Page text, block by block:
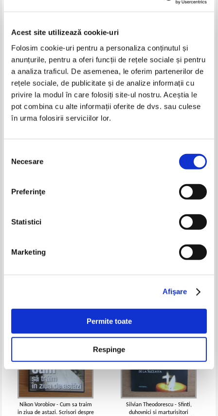
Acest site utilizează cookie-uri
Folosim cookie-uri pentru a personaliza conținutul și
anunțurile, pentru a oferi funcții de rețele sociale și pentru
a analiza traficul. De asemenea, le oferim partenerilor de
rețele sociale, de publicitate și de analize informații cu
privire la modul în care folosiți site-ul nostru. Aceștia le
pot combina cu alte informații oferite de dvs. sau culese
în urma folosirii serviciilor lor.
consimțământului
Necesare
Preferinţe
Statistici
Marketing
Afişare
Permite toate
Respinge
ascunse
Pret:16,00Lei 11,20 Lei
Adaugă în coș
Florin Dutu - Viata parintelui
Arsenie Boca de la Prislop
Pret:16,00Lei 10,40 Lei
Adaugă în coș
Ortodoxe Romane - Brancusi.
Orthodox Christian Sculptor
Lei
Nikon Vorobiov - Cum sa traim
in ziua de astazi. Scrisori despre
Silvian Theodorescu - Sfinti,
duhovnici si marturisitori